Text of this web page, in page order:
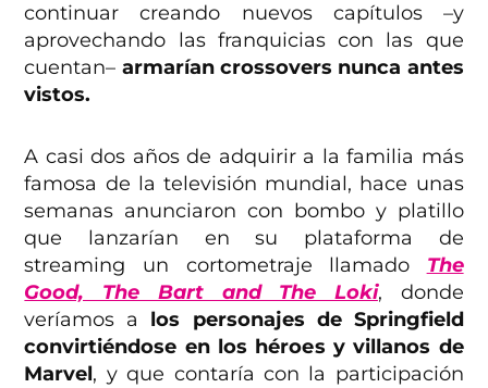
continuar creando nuevos capítulos –y
aprovechando las franquicias con las que
cuentan– armarían crossovers nunca antes
vistos.
A casi dos años de adquirir a la familia más
famosa de la televisión mundial, hace unas
semanas anunciaron con bombo y platillo
que lanzarían en su plataforma de
streaming un cortometraje llamado The
Good, The Bart and The Loki, donde
veríamos a los personajes de Springfield
convirtiéndose en los héroes y villanos de
Marvel, y que contaría con la participación